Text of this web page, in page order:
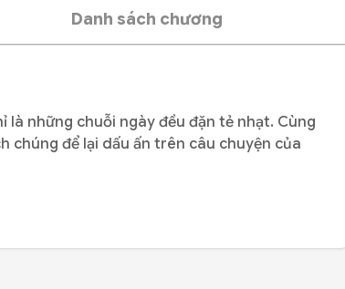
Danh sách chương
là những chuỗi ngày đều đặn tẻ nhạt. Cùng
chúng để lại dấu ấn trên câu chuyện của